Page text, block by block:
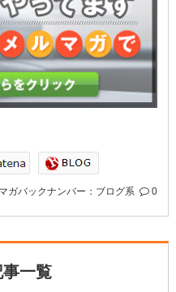
ガバックナンバー：ブログ系 0
一覧